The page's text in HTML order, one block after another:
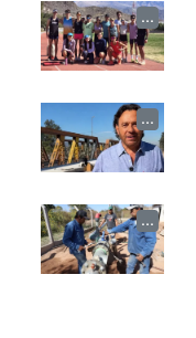
...
...
...